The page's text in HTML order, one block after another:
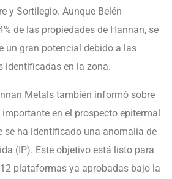
y Sortilegio. Aunque Belén
de las propiedades de Hannan, se
un gran potencial debido a las
identificadas en la zona.
Metals también informó sobre
en el prospecto epitermal
se ha identificado una anomalía de
(IP). Este objetivo está listo para
plataformas ya aprobadas bajo la